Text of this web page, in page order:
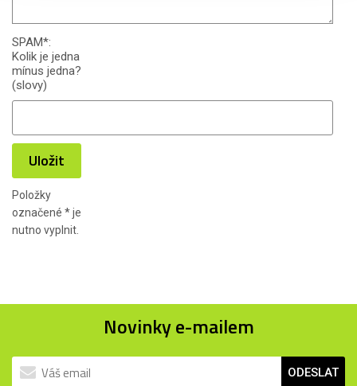
SPAM*:
Kolik je jedna
mínus jedna?
(slovy)
Uložit
Položky
označené *je
nutno vyplnit.
Novinky e-mailem
ODESLAT